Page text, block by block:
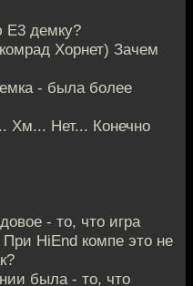
демку?
Хорнет) Зачем
- была более
Хм... Нет... Конечно
- то, что игра
HiEnd компе это не
была - то, что